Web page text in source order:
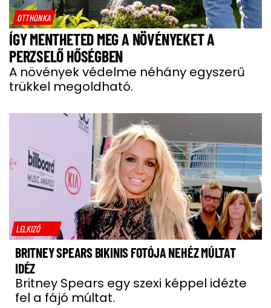
OTTHONKA
ÍGY MENTHETED MEG A NÖVÉNYEKET A
PERZSELŐ HŐSÉGBEN
A növények védelme néhány egyszerű
trükkel megoldható.
LELKIZŐ
BRITNEY SPEARS BIKINIS FOTÓJA NEHÉZ MÚLTAT
IDÉZ
Britney Spears egy szexi képpel idézte
fel a fájó múltat.